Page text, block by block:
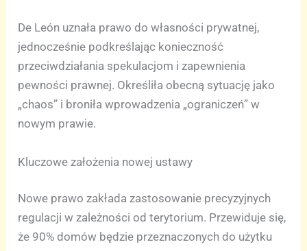
De León uznała prawo do własności prywatnej,
jednocześnie podkreślając konieczność
przeciwdziałania spekulacjom i zapewnienia
pewności prawnej. Określiła obecną sytuację jako
„chaos” i broniła wprowadzenia „ograniczeń” w
nowym prawie.
Kluczowe założenia nowej ustawy
Nowe prawo zakłada zastosowanie precyzyjnych
regulacji w zależności od terytorium. Przewiduje się,
że 90% domów będzie przeznaczonych do użytku